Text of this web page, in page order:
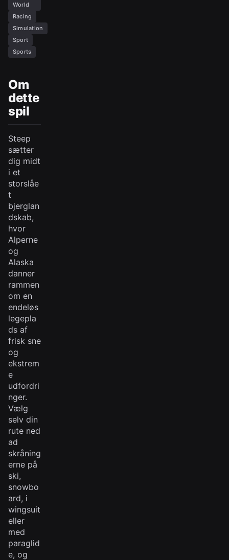
World
Racing
Simulation
Sport
Sports
Om
dette
spil
Steep
sætter
dig midt
i et
storslåe
t
bjerglan
dskab,
hvor
Alperne
og
Alaska
danner
rammen
om en
endeløs
legepla
ds af
frisk sne
og
ekstrem
e
udfordri
nger.
Vælg
selv din
rute ned
ad
skråning
erne på
ski,
snowbo
ard, i
wingsuit
eller
med
paraglid
e, og